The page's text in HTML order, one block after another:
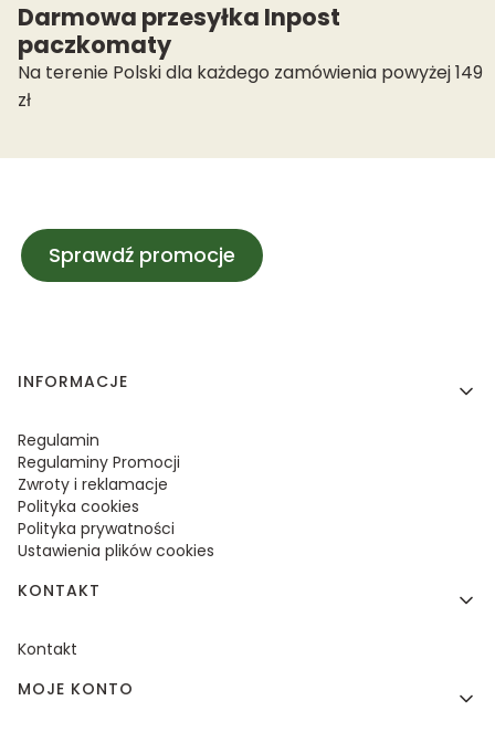
Darmowa przesyłka Inpost
paczkomaty
Na terenie Polski dla każdego zamówienia powyżej 149
zł
Sprawdź promocje
Linki w stopce
INFORMACJE
Regulamin
Regulaminy Promocji
Zwroty i reklamacje
Polityka cookies
Polityka prywatności
Ustawienia plików cookies
KONTAKT
Kontakt
MOJE KONTO